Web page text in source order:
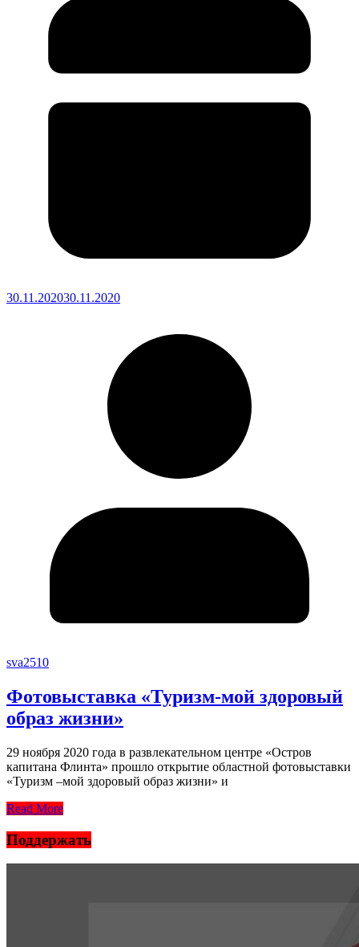
30.11.202030.11.2020
sva2510
Фотовыставка «Туризм-мой здоровый
образ жизни»
29 ноября 2020 года в развлекательном центре «Остров
капитана Флинта» прошло открытие областной фотовыставки
«Туризм –мой здоровый образ жизни» и
Read More
Поддержать